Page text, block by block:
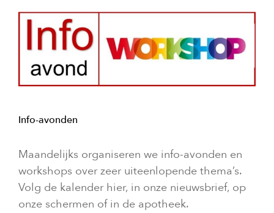
Info-avonden
Maandelijks organiseren we info-avonden en
workshops over zeer uiteenlopende thema’s.
Volg de kalender hier, in onze nieuwsbrief, op
onze schermen of in de apotheek.